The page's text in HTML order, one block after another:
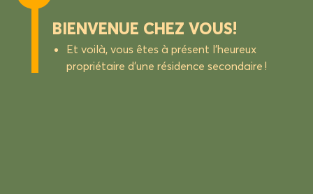
BIENVENUE CHEZ VOUS !
Et voilà, vous êtes à présent l’heureux
propriétaire d’une résidence secondaire !